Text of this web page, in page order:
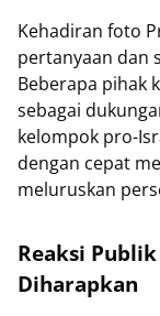
Kehadiran foto
pertanyaan dan
Beberapa pihak
sebagai
kelompok pro-
dengan cepat
meluruskan
Reaksi
Diharapkan